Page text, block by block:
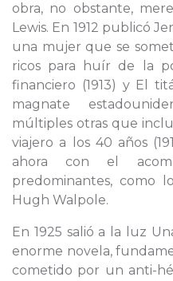
obra, no obstante,
Lewis. En 1912 publicó
una mujer que se
ricos para huír de la
financiero (1913) y El
magnate
múltiples otras que
viajero a los 40 años
ahora con el
predominantes, como
Hugh Walpole.
En 1925 salió a la luz
enorme novela,
cometido por un anti-